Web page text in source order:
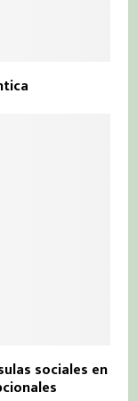
sociales en